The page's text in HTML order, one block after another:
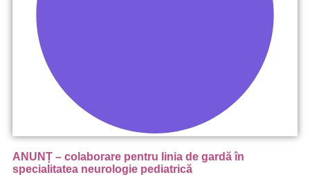
ANUNȚ – colaborare pentru linia de gardă în
specialitatea neurologie pediatrică